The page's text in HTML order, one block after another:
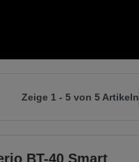
Zeige 1 - 5 von 5 Artikeln
BT-40 Smart